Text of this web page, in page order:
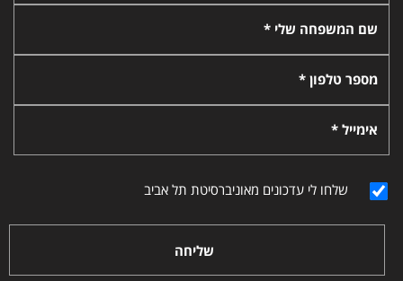
שם המשפחה שלי *
מספר טלפון *
אימייל *
שלחו לי עדכונים מאוניברסיטת תל אביב
שליחה